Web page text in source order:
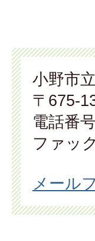
小野市
〒675-
電話番
ファッ
メール